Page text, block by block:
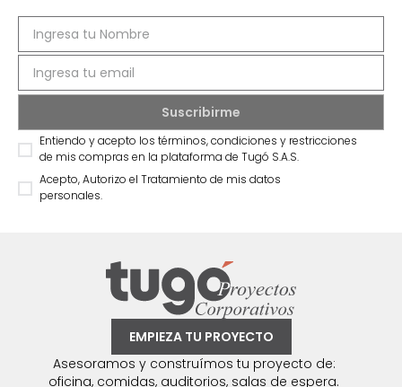
Entiendo y acepto los términos, condiciones y restricciones
de mis compras en la plataforma de Tugó S.A.S.
Acepto, Autorizo el Tratamiento de mis datos
personales.
EMPIEZA TU PROYECTO
Asesoramos y construímos tu proyecto de:
oficina, comidas, auditorios, salas de espera.